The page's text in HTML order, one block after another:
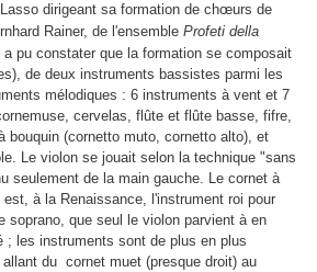
dirigeant sa formation de chœurs de
Rainer, de l'ensemble Profeti della
a pu constater que la formation se composait
de deux instruments bassistes parmi les
mélodiques : 6 instruments à vent et 7
cervelas, flûte et flûte basse, fifre,
bouquin (cornetto muto, cornetto alto), et
Le violon se jouait selon la technique "sans
seulement de la main gauche. Le cornet à
est, à la Renaissance, l'instrument roi pour
soprano, que seul le violon parvient à en
; les instruments sont de plus en plus
du cornet muet (presque droit) au